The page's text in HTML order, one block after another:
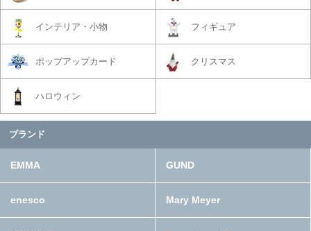
インテリア・小物 フィギュア
ポップアップカード クリスマス
ハロウィン
ブランド
EMMA GUND
enesco Mary Meyer